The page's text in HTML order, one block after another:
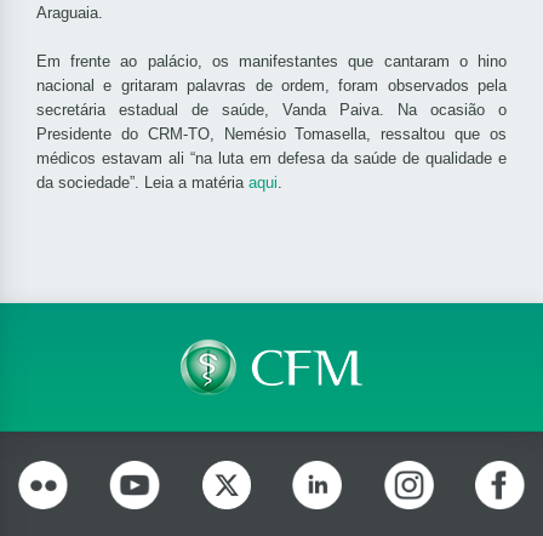
Araguaia.
Em frente ao palácio, os manifestantes que cantaram o hino
nacional e gritaram palavras de ordem, foram observados pela
secretária estadual de saúde, Vanda Paiva. Na ocasião o
Presidente do CRM-TO, Nemésio Tomasella, ressaltou que os
médicos estavam ali “na luta em defesa da saúde de qualidade e
da sociedade”. Leia a matéria aqui.